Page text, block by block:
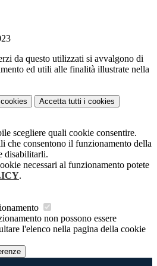
da questo utilizzati si avvalgono di
ed utili alle finalità illustrate nella
Accetta tutti i cookies
scegliere quali cookie consentire.
che consentono il funzionamento della
disabilitarli.
necessari al funzionamento potete
.
non possono essere
l'elenco nella pagina della cookie